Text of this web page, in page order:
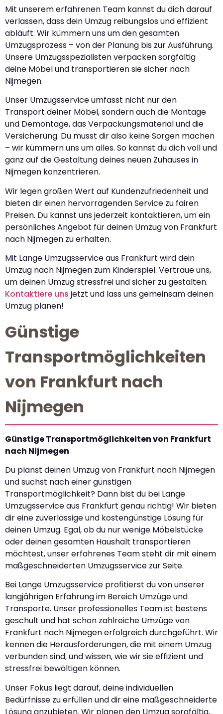
Mit unserem erfahrenen Team kannst du dich darauf
verlassen, dass dein Umzug reibungslos und effizient
abläuft. Wir kümmern uns um den gesamten
Umzugsprozess – von der Planung bis zur Ausführung.
Unsere Umzugsspezialisten verpacken sorgfältig
deine Möbel und transportieren sie sicher nach
Nijmegen.
Unser Umzugsservice umfasst nicht nur den
Transport deiner Möbel, sondern auch die Montage
und Demontage, das Verpackungsmaterial und die
Versicherung. Du musst dir also keine Sorgen machen
– wir kümmern uns um alles. So kannst du dich voll und
ganz auf die Gestaltung deines neuen Zuhauses in
Nijmegen konzentrieren.
Wir legen großen Wert auf Kundenzufriedenheit und
bieten dir einen hervorragenden Service zu fairen
Preisen. Du kannst uns jederzeit kontaktieren, um ein
persönliches Angebot für deinen Umzug von Frankfurt
nach Nijmegen zu erhalten.
Mit Lange Umzugsservice aus Frankfurt wird dein
Umzug nach Nijmegen zum Kinderspiel. Vertraue uns,
um deinen Umzug stressfrei und sicher zu gestalten.
Kontaktiere uns jetzt und lass uns gemeinsam deinen
Umzug planen!
Günstige
Transportmöglichkeiten
von Frankfurt nach
Nijmegen
Günstige Transportmöglichkeiten von Frankfurt
nach Nijmegen
Du planst deinen Umzug von Frankfurt nach Nijmegen
und suchst nach einer günstigen
Transportmöglichkeit? Dann bist du bei Lange
Umzugsservice aus Frankfurt genau richtig! Wir bieten
dir eine zuverlässige und kostengünstige Lösung für
deinen Umzug. Egal, ob du nur wenige Möbelstücke
oder deinen gesamten Haushalt transportieren
möchtest, unser erfahrenes Team steht dir mit einem
maßgeschneiderten Umzugsservice zur Seite.
Bei Lange Umzugsservice profitierst du von unserer
langjährigen Erfahrung im Bereich Umzüge und
Transporte. Unser professionelles Team ist bestens
geschult und hat schon zahlreiche Umzüge von
Frankfurt nach Nijmegen erfolgreich durchgeführt. Wir
kennen die Herausforderungen, die mit einem Umzug
verbunden sind, und wissen, wie wir sie effizient und
stressfrei bewältigen können.
Unser Fokus liegt darauf, deine individuellen
Bedürfnisse zu erfüllen und dir eine maßgeschneiderte
Lösung anzubieten. Wir planen den Umzug sorgfältig,